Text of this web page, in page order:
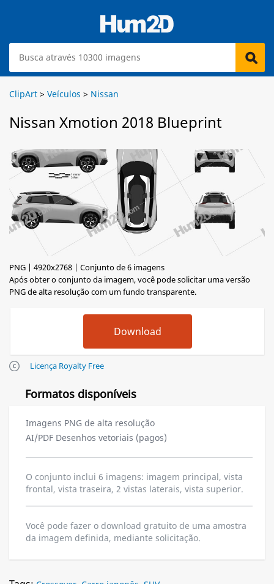
ClipArt > Veículos > Nissan
Nissan Xmotion 2018 Blueprint
PNG | 4920x2768 | Conjunto de 6 imagens
Após obter o conjunto da imagem, você pode solicitar uma versão
PNG de alta resolução com um fundo transparente.
Licença Royalty Free
Formatos disponíveis
Imagens PNG de alta resolução
AI/PDF Desenhos vetoriais (pagos)
O conjunto inclui 6 imagens: imagem principal, vista
frontal, vista traseira, 2 vistas laterais, vista superior.
Você pode fazer o download gratuito de uma amostra
da imagem definida, mediante solicitação.